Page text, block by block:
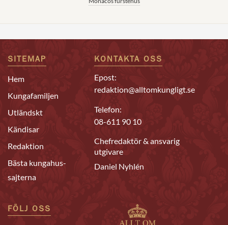
SITEMAP
Hem
Kungafamiljen
Utländskt
Kändisar
Redaktion
Bästa kungahus-
sajterna
KONTAKTA OSS
Epost:
redaktion@alltomkungligt.se
Telefon:
08-611 90 10
Chefredaktör & ansvarig
utgivare
Daniel Nyhlén
FÖLJ OSS